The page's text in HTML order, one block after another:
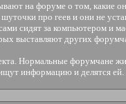
на форуме о том, какие
про геев и они не
сидят за компьютером и
выставляют других
Нормальные форумчане
информацию и делятся ей.